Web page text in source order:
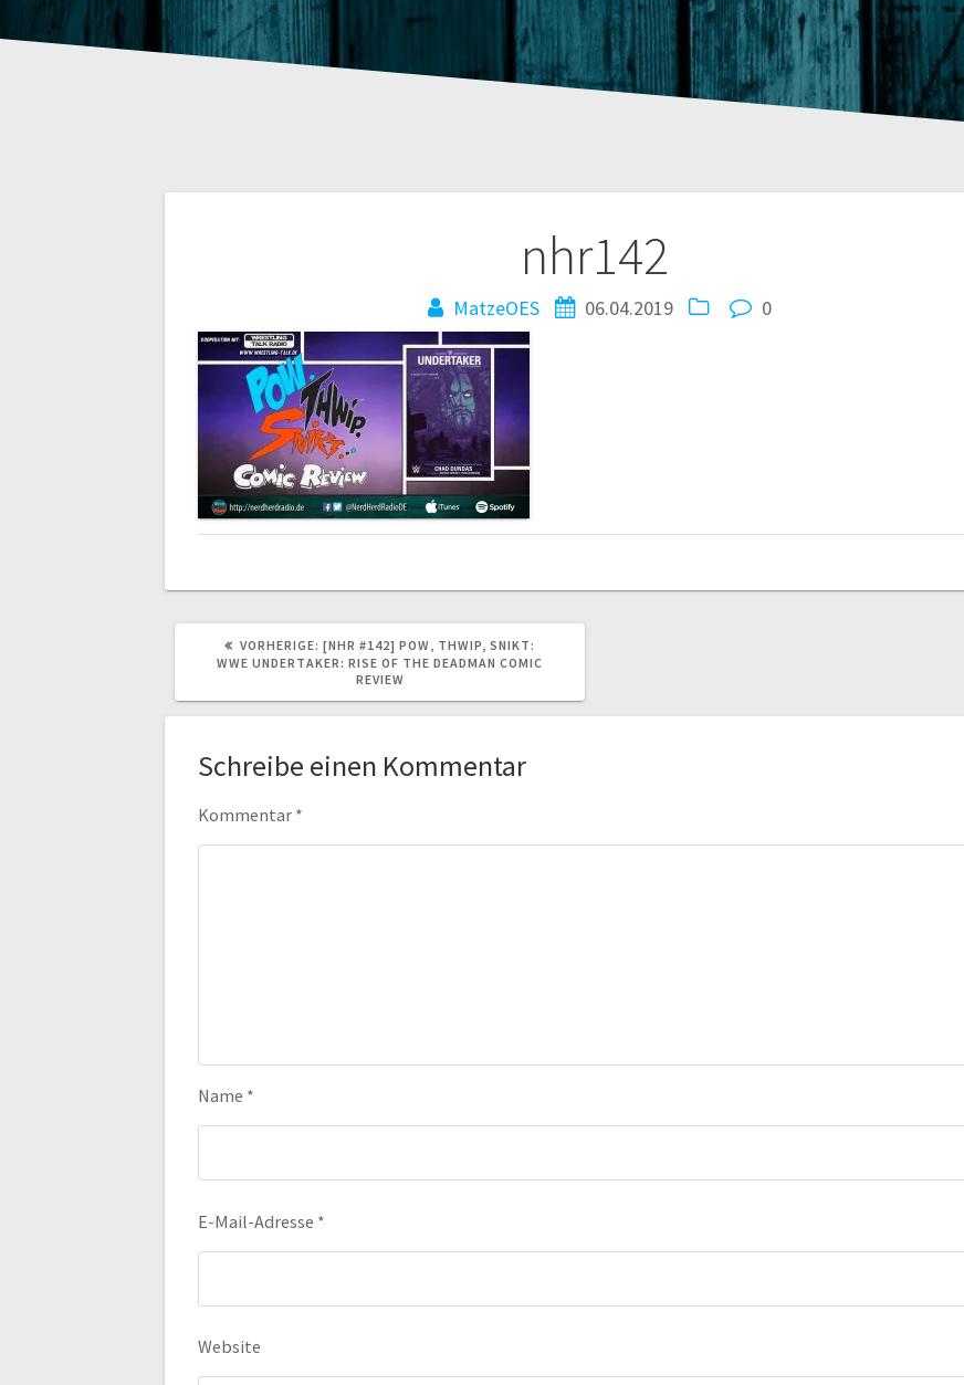
nhr142
MatzeOES 06.04.2019 0
Beitragsnavigation
VORHERIGE: VORHERIGER
BEITRAG:
[NHR #142] POW, THWIP, SNIKT:
WWE UNDERTAKER: RISE OF THE DEADMAN COMIC
REVIEW
Schreibe einen Kommentar
Kommentar *
Name *
E-Mail-Adresse *
Website